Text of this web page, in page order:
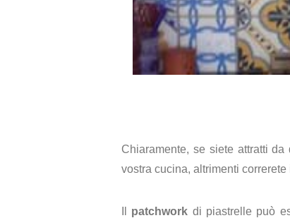
Chiaramente, se siete attratti
vostra cucina, altrimenti
patchwork di piastrelle può